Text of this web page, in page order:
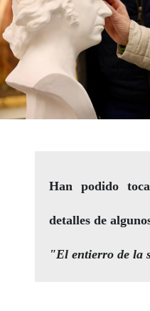
Han podido
detalles de
"El entierro de la